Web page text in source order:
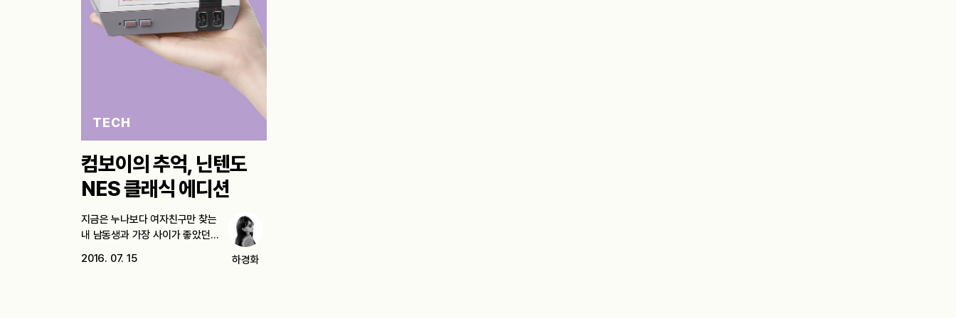
TECH
컴보이의 추억, 닌텐도
NES 클래식 에디션
지금은 누나보다 여자친구만 찾는
내 남동생과 가장 사이가 좋았던
2016. 07. 15 하경화